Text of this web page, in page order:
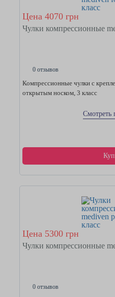
Цена 4070 грн
Чулки компрессионные
0 отзывов
Компрессионные чулки с
открытым носком, 3 класс
Смотреть
Цена 5300 грн
Чулки компрессионные
0 отзывов